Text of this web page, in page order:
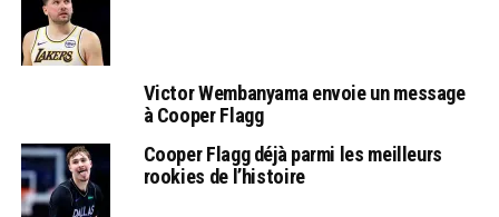
Victor Wembanyama envoie un message
à Cooper Flagg
Cooper Flagg déjà parmi les meilleurs
rookies de l’histoire